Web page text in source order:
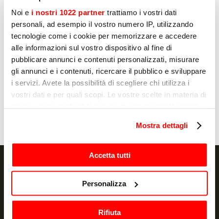
Noi e i nostri 1022 partner trattiamo i vostri dati
personali, ad esempio il vostro numero IP, utilizzando
tecnologie come i cookie per memorizzare e accedere
alle informazioni sul vostro dispositivo al fine di
pubblicare annunci e contenuti personalizzati, misurare
gli annunci e i contenuti, ricercare il pubblico e sviluppare
i servizi. Avete la possibilità di scegliere chi utilizza i
vostri dati e per quali scopi. Le vostre scelte in materia di
modificare o revocare il proprio consenso in qualsiasi
momento dalla Dichiarazione sui cookie o facendo clic
sull'icona di attivazione della privacy.
raccogliere informazioni sulla tua posizione
geografica, con un'approssimazione di qualche
Mostra dettagli
Accetta tutti
Personalizza
Rifiuta
конфиденциальности
Да
Нет
Отправлять
NEWSLETTER